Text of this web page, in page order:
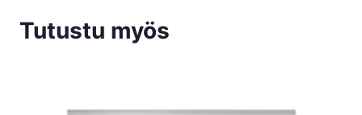
Tutustu myös